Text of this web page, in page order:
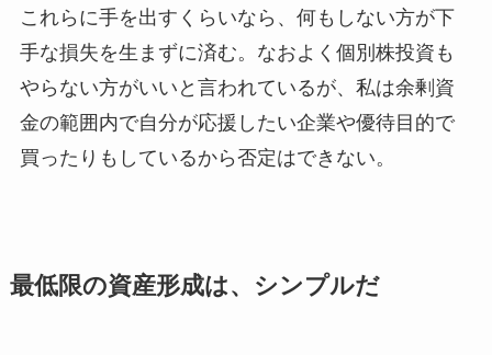
これらに手を出すくらいなら、何もしない方が下
手な損失を生まずに済む。なおよく個別株投資も
やらない方がいいと言われているが、私は余剰資
金の範囲内で自分が応援したい企業や優待目的で
買ったりもしているから否定はできない。
最低限の資産形成は、シンプルだ